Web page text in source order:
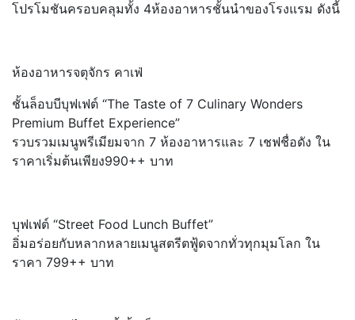
โปรโมชันครอบคลุมทั้ง 4ห้องอาหารชั้นนำของโรงแรม ดังนี้
ห้องอาหารจตุจักร คาเฟ่
ชั้นล็อบบีบุฟเฟต์ “The Taste of 7 Culinary Wonders
Premium Buffet Experience”
รวบรวมเมนูพรีเมียมจาก 7 ห้องอาหารและ 7 เชฟชื่อดัง ใน
ราคาเริ่มต้นเพียง990++ บาท
บุฟเฟต์ “Street Food Lunch Buffet”
อิ่มอร่อยกับหลากหลายเมนูสตรีตฟู้ดจากทั่วทุกมุมโลก ใน
ราคา 799++ บาท